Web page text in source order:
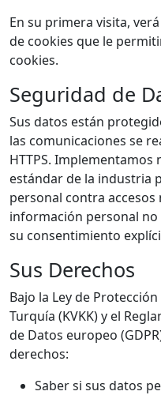
En su primera visita,
de cookies que le
cookies.
Seguridad de
Sus datos están
las comunicaciones se
HTTPS.
estándar de la industria
personal contra accesos
información personal
su consentimiento
Sus Derechos
Bajo la Ley de
Turquía (KVKK) y el
de Datos europeo
derechos:
Saber si sus datos